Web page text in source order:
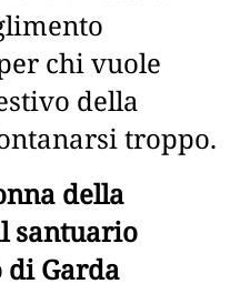
chi vuole
della
troppo.
della
santuario
di Garda